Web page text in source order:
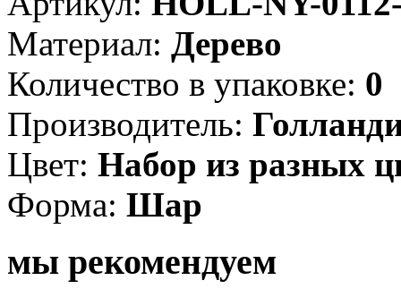
Материал: Дерево
Количество в упаковке: 0
Производитель:
Цвет: Набор из разных
Форма: Шар
мы рекомендуем